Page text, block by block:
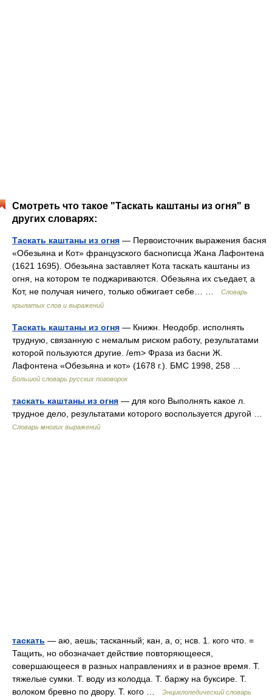
Смотреть что такое "Таскать каштаны из огня" в
других словарях:
Таскать каштаны из огня — Первоисточник выражения басня
«Обезьяна и Кот» французского баснописца Жана Лафонтена
(1621 1695). Обезьяна заставляет Кота таскать каштаны из
огня, на котором те поджариваются. Обезьяна их съедает, а
Кот, не получая ничего, только обжигает себе… …
Словарь
крылатых слов и выражений
Таскать каштаны из огня — Книжн. Неодобр. исполнять
трудную, связанную с немалым риском работу, результатами
которой пользуются другие. /em> Фраза из басни Ж.
Лафонтена «Обезьяна и кот» (1678 г.). БМС 1998, 258 …
Большой словарь русских поговорок
таскать каштаны из огня — для кого Выполнять какое л.
трудное дело, результатами которого воспользуется другой …
Словарь многих выражений
таскать — аю, аешь; тасканный; кан, а, о; нсв. 1. кого что. =
Тащить, но обозначает действие повторяющееся,
совершающееся в разных направлениях и в разное время. Т.
тяжелые сумки. Т. воду из колодца. Т. баржу на буксире. Т.
волоком бревно по двору. Т. кого …
Энциклопедический словарь